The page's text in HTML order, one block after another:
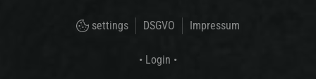
settings DSGVO Impressum
• Login •